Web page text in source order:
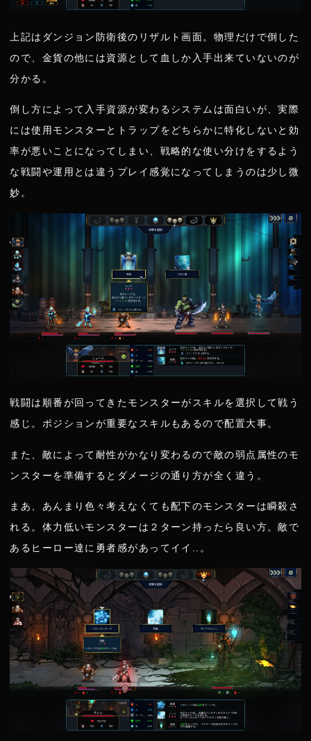
上記はダンジョン防衛後のリザルト画面。物理だけで倒した
ので、金貨の他には資源として血しか入手出来ていないのが
分かる。
倒し方によって入手資源が変わるシステムは面白いが、実際
には使用モンスターとトラップをどちらかに特化しないと効
率が悪いことになってしまい、戦略的な使い分けをするよう
な戦闘や運用とは違うプレイ感覚になってしまうのは少し微
妙。
戦闘は順番が回ってきたモンスターがスキルを選択して戦う
感じ。ポジションが重要なスキルもあるので配置大事。
また、敵によって耐性がかなり変わるので敵の弱点属性のモ
ンスターを準備するとダメージの通り方が全く違う。
まあ、あんまり色々考えなくても配下のモンスターは瞬殺さ
れる。体力低いモンスターは２ターン持ったら良い方。敵で
あるヒーロー達に勇者感があってイイ..。